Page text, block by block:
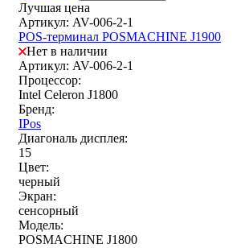
Лучшая цена
Артикул: AV-006-2-1
POS-терминал POSMACHINE J1900
Нет в наличии
Артикул: AV-006-2-1
Процессор:
Intel Celeron J1800
Бренд:
IPos
Диагональ дисплея:
15
Цвет:
черный
Экран:
сенсорный
Модель:
POSMACHINE J1800